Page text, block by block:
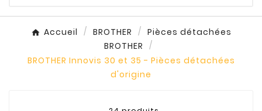
Accueil BROTHER
Pièces détachées
BROTHER
BROTHER Innovis 30 et 35 - Pièces détachées
d'origine